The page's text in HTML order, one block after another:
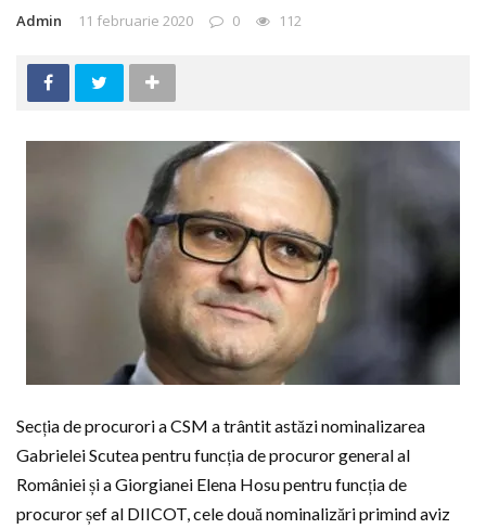
Admin 11 februarie 2020 0 112
Secția de procurori a CSM a trântit astăzi nominalizarea
Gabrielei Scutea pentru funcția de procuror general al
României și a Giorgianei Elena Hosu pentru funcția de
procuror șef al DIICOT, cele două nominalizări primind aviz